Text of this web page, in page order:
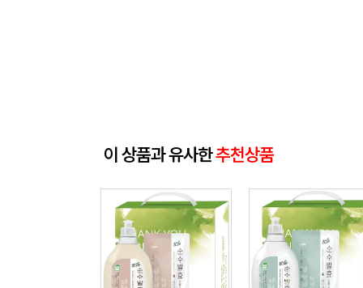
이 상품과 유사한추천상품